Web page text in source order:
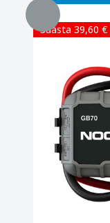
Säästa 39,60 €